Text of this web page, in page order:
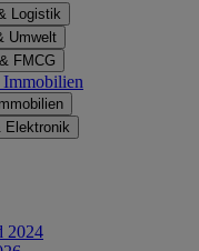
Logistik
Umwelt
FMCG
Immobilien
Elektronik
2024